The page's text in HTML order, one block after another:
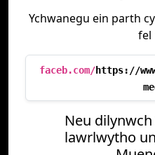
Ychwanegu ein parth
fel
faceb.com/https://
Neu
lawrlwytho